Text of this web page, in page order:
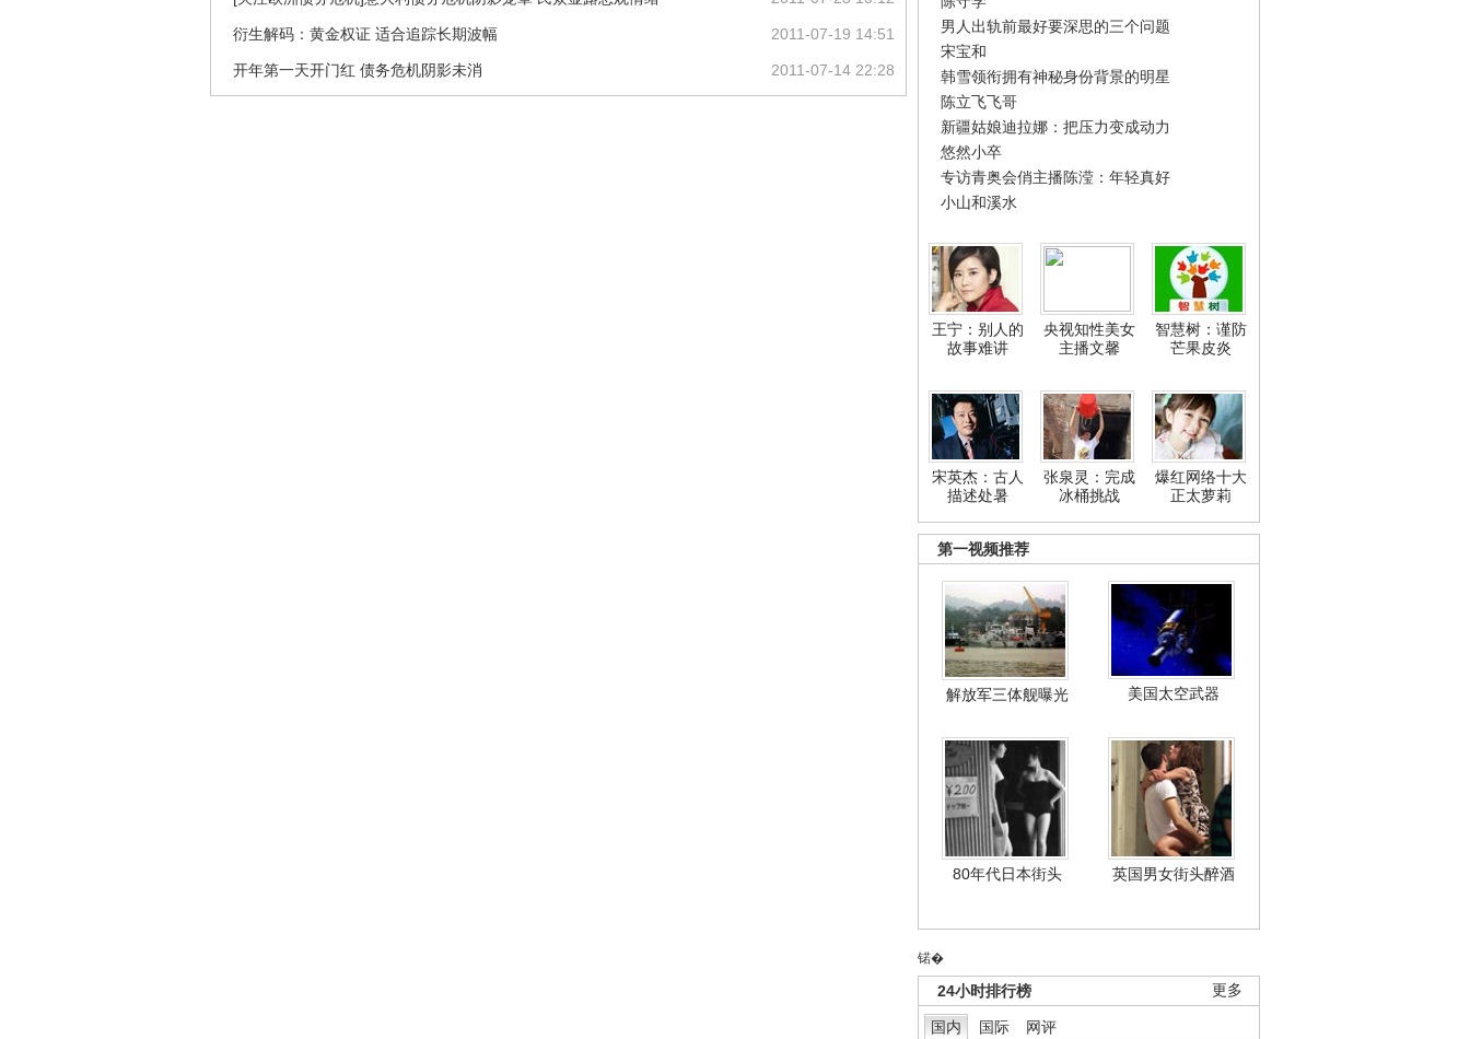
男人出轨前最好要深思的三个问题
宋宝和
韩雪领衔拥有神秘身份背景的明星
陈立飞飞哥
新疆姑娘迪拉娜：把压力变成动力
悠然小卒
专访青奥会俏主播陈滢：年轻真好
小山和溪水
王宁：别人的
故事难讲
央视知性美女
主播文馨
智慧树：谨防
芒果皮炎
宋英杰：古人
描述处暑
张泉灵：完成
冰桶挑战
爆红网络十大
正太萝莉
第一视频推荐
解放军三体舰曝光 美国太空武器
80年代日本街头 英国男女街头醉酒
锘�
更多
24小时排行榜
国内 国际 网评
2011-07-19 14:51
衍生解码：黄金权证 适合追踪长期波幅
2011-07-14 22:28
开年第一天开门红 债务危机阴影未消